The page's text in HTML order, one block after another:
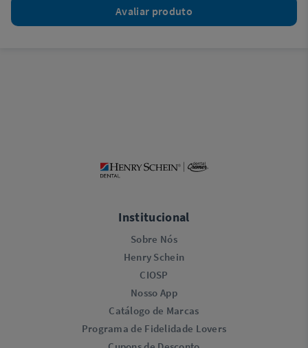
Avaliar produto
Institucional
Sobre Nós
Henry Schein
CIOSP
Nosso App
Catálogo de Marcas
Programa de Fidelidade Lovers​